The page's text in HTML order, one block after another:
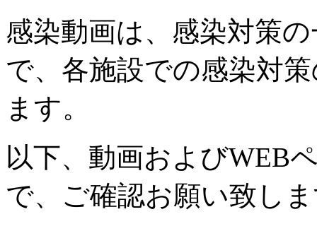
感染動画は、感染対策
で、各施設での感染対
ます。
以下、動画およびWEB
で、ご確認お願い致し